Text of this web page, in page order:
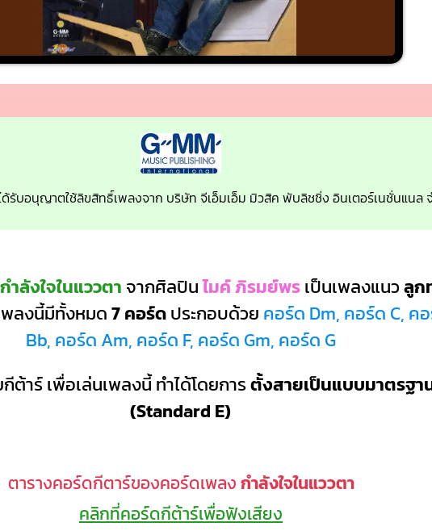
รับอนุญาตใช้ลิขสิทธิ์เพลงจาก บริษัท จีเอ็มเอ็ม มิวสิค พับลิชชิ่ง อินเตอร์เนชั่นแนล จ
ลังใจในแววตา จากศิลปินไมค์ ภิรมย์พรเป็นเพลงแนวลูก
พลงนี้มีทั้งหมด7 คอร์ดประกอบด้วย คอร์ด Dm, คอร์ด C, ค
Bb, คอร์ด Am, คอร์ด F, คอร์ด Gm, คอร์ด G
ต้าร์ เพื่อเล่นเพลงนี้ ทำได้โดยการตั้งสายเป็นแบบมาตรฐา
(Standard E)
ตารางคอร์ดกีตาร์ของคอร์ดเพลงกำลังใจในแววตา
คลิกที่คอร์ดกีต้าร์เพื่อฟังเสียง